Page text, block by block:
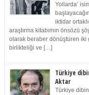
Yollarda’
iktidar
araştırma kitabımın önsözü
olarak beraber dönüştüren iki
birlikteliği ve […]
Türkiye
Aktar
Türkiye